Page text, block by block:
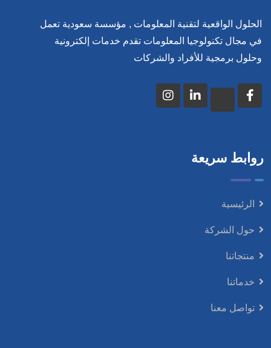
الحلول الواقعية لتقنية المعلومات , مؤسسة سعودية تعمل
في مجال تكنولوجيا المعلومات تقدم خدمات إلكترونية
وحلول برمجية للأفراد والشركات
روابط سريعة
الرئيسية
حول الشركة
منتجاتنا
خدماتنا
تواصل معنا